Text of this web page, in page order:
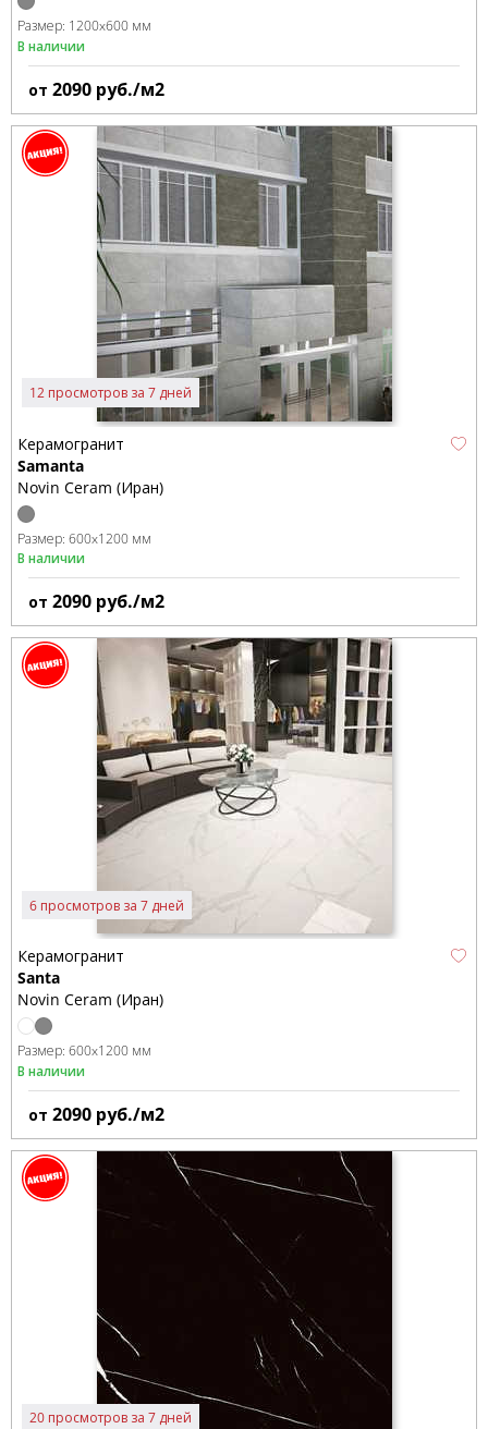
Размер: 1200x600 мм
В наличии
от 2090 руб./м2
12 просмотров за 7 дней
Керамогранит
Samanta
Novin Ceram (Иран)
Размер: 600x1200 мм
В наличии
от 2090 руб./м2
6 просмотров за 7 дней
Керамогранит
Santa
Novin Ceram (Иран)
Размер: 600x1200 мм
В наличии
от 2090 руб./м2
20 просмотров за 7 дней